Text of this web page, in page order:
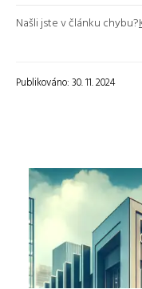
Našli jste v článku chybu?
Publikováno: 30. 11. 2024